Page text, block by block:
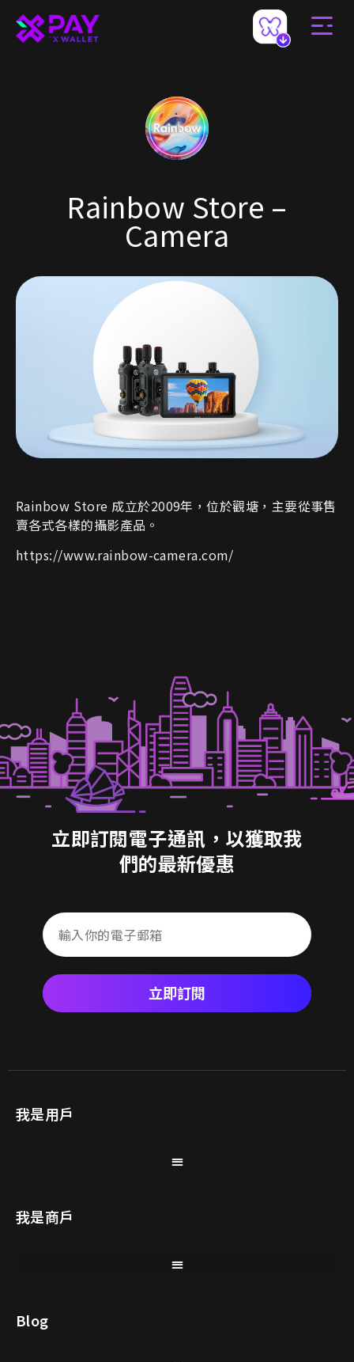
Rainbow Store –
Camera
Rainbow Store 成立於2009年，位於觀塘，主要從事售
賣各式各樣的攝影產品。
https://www.rainbow-camera.com/
立即訂閱電子通訊，以獲取我
們的最新優惠
立即訂閱
我是用戶
我是商戶
Blog